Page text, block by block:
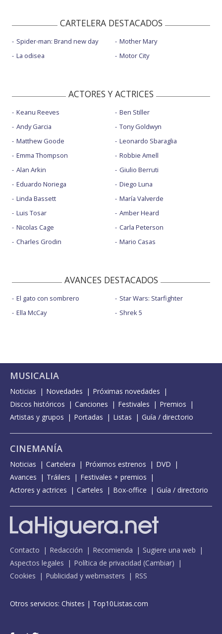
CARTELERA DESTACADOS
Spider-man: Brand new day
La odisea
Mother Mary
Motor City
ACTORES Y ACTRICES
Keanu Reeves
Andy Garcia
Matthew Goode
Emma Thompson
Alan Arkin
Eduardo Noriega
Linda Bassett
Luis Tosar
Nicolas Cage
Charles Grodin
Ben Stiller
Tony Goldwyn
Leonardo Sbaraglia
Robbie Amell
Giulio Berruti
Diego Luna
María Valverde
Amber Heard
Carla Peterson
Mario Casas
AVANCES DESTACADOS
El gato con sombrero
Ella McCay
Star Wars: Starfighter
Shrek 5
MUSICALIA
Noticias Novedades
Próximas novedades
Discos históricos
Canciones Festivales
Premios
Artistas y grupos
Portadas Listas Guía / directorio
CINEMANÍA
Noticias Cartelera Próximos estrenos
DVD
Avances
Tráilers
Festivales + premios
Actores y actrices
Carteles Box-office Guía / directorio
Contacto Redacción Recomienda
Sugiere una web
Aspectos legales
Política de privacidad (Cambiar)
Cookies
Publicidad y webmasters RSS
Otros servicios: Chistes | Top10Listas.com